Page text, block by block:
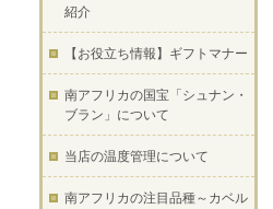
紹介
【お役立ち情報】ギフトマナー
南アフリカの国宝「シュナン・
ブラン」について
当店の温度管理について
南アフリカの注目品種～カベル